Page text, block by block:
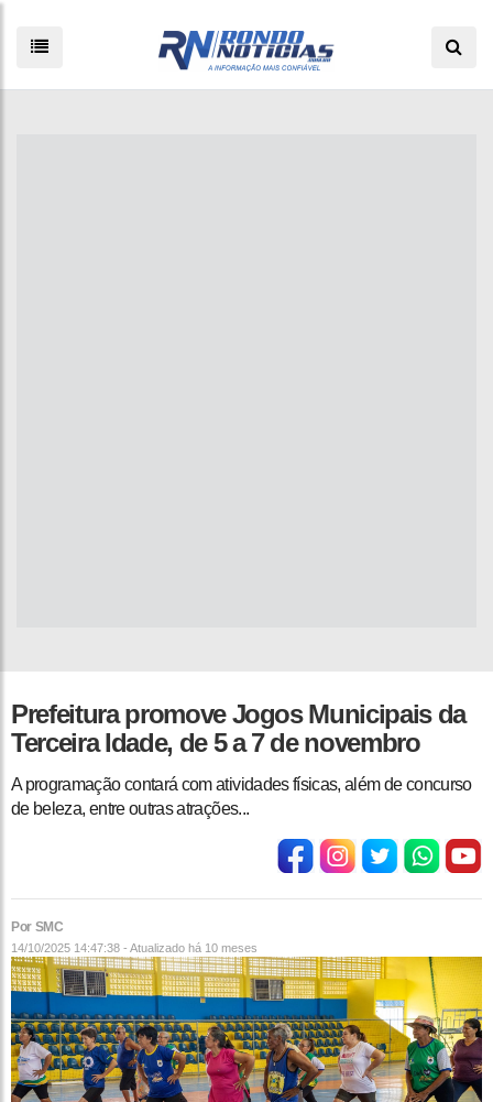
Prefeitura promove Jogos Municipais da
Terceira Idade, de 5 a 7 de novembro
A programação contará com atividades físicas, além de concurso
de beleza, entre outras atrações...
Por SMC
14/10/2025 14:47:38 - Atualizado há 10 meses